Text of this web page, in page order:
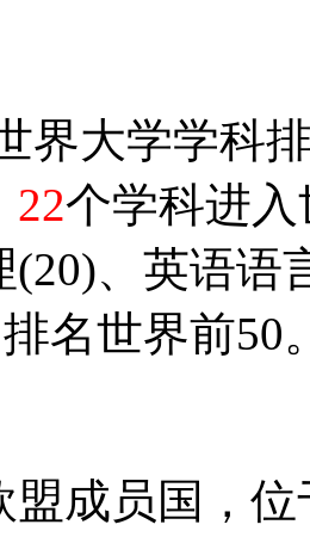
界大学学科
22个学科进
(20)、英语语
名世界前50
盟成员国，